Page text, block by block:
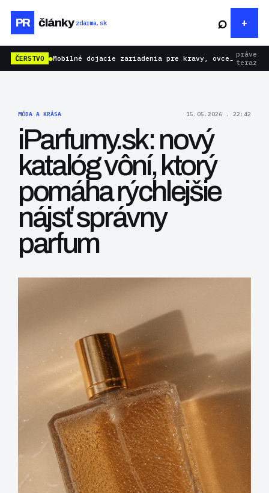
PR články zdarma.sk ⌕
ČERSTVO ● Mobilné dojacie zariadenia pre kravy, ovce aj kozy: rýchlejšie dojenie bez zbytočnej námahy práve
teraz
MÓDA A KRÁSA 15.05.2026 . 22:42
iParfumy.sk: nový
katalóg vôní, ktorý
pomáha rýchlejšie
nájsť správny
parfum